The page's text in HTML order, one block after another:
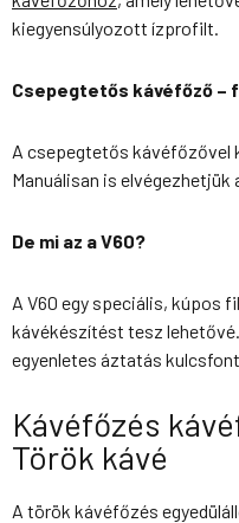
kiegyensúlyozott ízprofilt.
Csepegtetős kávéfőző –
A csepegtetős kávéfőzővel
Manuálisan is
De mi az a V60?
A V60 egy speciális, kúpos
kávékészítést tesz
egyenletes áztatás
Kávéfőzés
Török kávé
A török kávéfőzés